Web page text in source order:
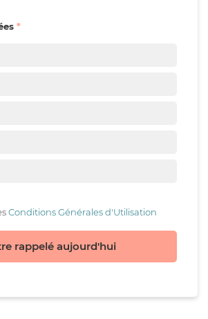
Conditions Générales d'Utilisation
rappelé aujourd'hui